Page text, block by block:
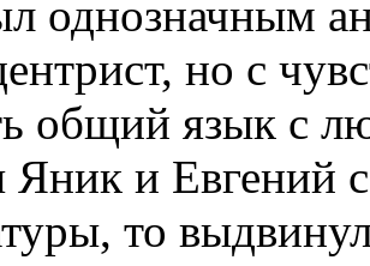
однозначным
но с
общий язык с
и Евгений
то